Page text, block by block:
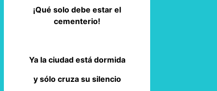
¡Qué solo debe estar el
cementerio!
Ya la ciudad está dormida
y sólo cruza su silencio